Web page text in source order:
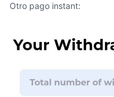
Otro pago instant: